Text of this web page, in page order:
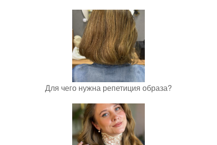
Для чего нужна репетиция образа?